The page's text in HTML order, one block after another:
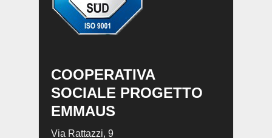
COOPERATIVA
SOCIALE PROGETTO
EMMAUS
Via Rattazzi, 9